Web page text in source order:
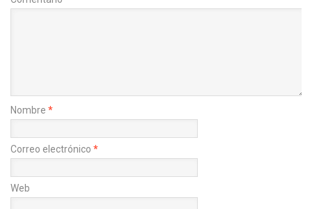
Nombre *
Correo electrónico *
Web